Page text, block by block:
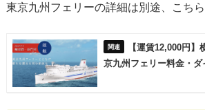
東京九州フェリーの詳細は別途、こち
【運賃12,000円
京九州フェリー料金・ダ